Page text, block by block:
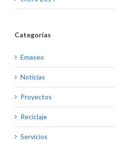
Categorías
Emaseo
Noticias
Proyectos
Reciclaje
Servicios